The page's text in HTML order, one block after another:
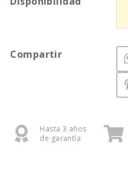
Compartir
Hasta 3 años
de garantía